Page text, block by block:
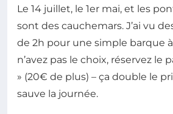
Le 14 juillet, le 1er mai, et les
sont des cauchemars. J’ai vu
de 2h pour une simple barque
n’avez pas le choix, réservez le
» (20€ de plus) – ça double le
sauve la journée.